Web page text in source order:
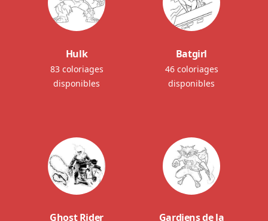
Hulk
83 coloriages
disponibles
Batgirl
46 coloriages
disponibles
Ghost Rider
Gardiens de la